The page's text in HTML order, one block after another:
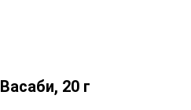
Васаби, 20 г